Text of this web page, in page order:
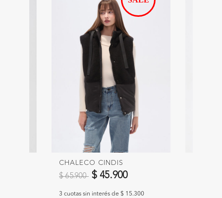
CHALECO CINDIS
Precio reducido de
$ 65.900 a$ 45.900
3 cuotas sin interés de $ 15.300